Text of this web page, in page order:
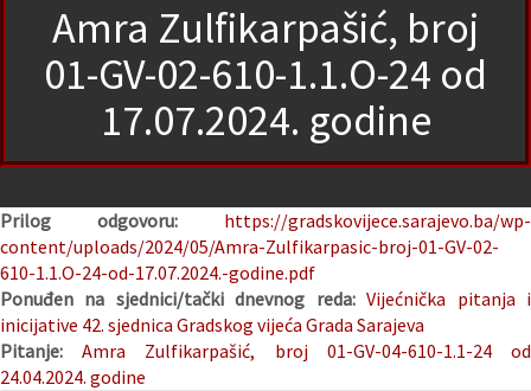
Amra Zulfikarpašić, broj
01-GV-02-610-1.1.O-24 od
17.07.2024. godine
Prilog odgovoru: https://gradskovijece.sarajevo.ba/wp-
content/uploads/2024/05/Amra-Zulfikarpasic-broj-01-GV-02-
610-1.1.O-24-od-17.07.2024.-godine.pdf
Ponuđen na sjednici/tački dnevnog reda:Vijećnička pitanja i
inicijative 42. sjednica Gradskog vijeća Grada Sarajeva
Pitanje:Amra Zulfikarpašić, broj 01-GV-04-610-1.1-24 od
24.04.2024. godine